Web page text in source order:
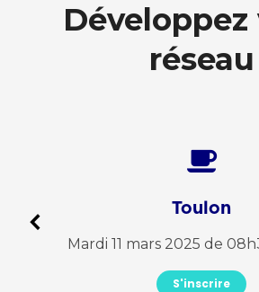
réseau
Toulon
Mardi 11 mars 2025 de
S'inscrire